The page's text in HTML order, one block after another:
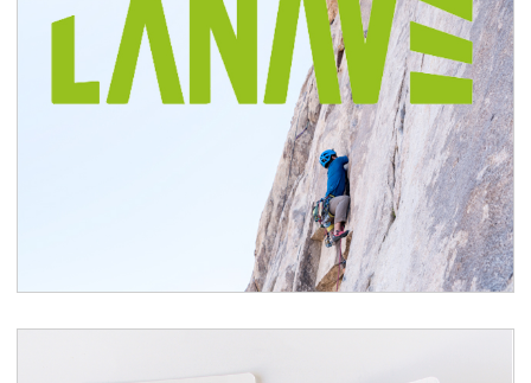
La Nave Centro de Escalada